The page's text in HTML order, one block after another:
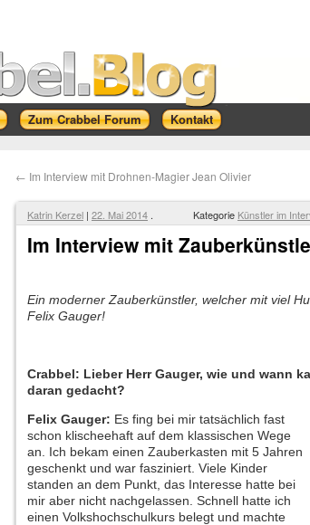
Zum Crabbel Forum Kontakt
← Im Interview mit Drohnen-Magier Jean Olivier
Katrin Kerzel | 22. Mai 2014 Kategorie Künstler im
.
Im Interview mit
Ein moderner Zauberkünstler, welcher mit viel
Felix Gauger!
Crabbel: Lieber Herr Gauger, wie und wann
daran gedacht?
Felix Gauger: Es fing bei mir tatsächlich fast
schon klischeehaft auf dem klassischen Wege
an. Ich bekam einen Zauberkasten mit 5 Jahren
geschenkt und war fasziniert. Viele Kinder
standen an dem Punkt, das Interesse hatte bei
mir aber nicht nachgelassen. Schnell hatte ich
einen Volkshochschulkurs belegt und machte